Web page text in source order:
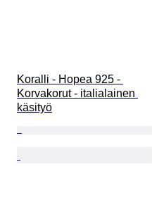
Koralli - Hopea 925 -
Korvakorut - italialainen
käsityö